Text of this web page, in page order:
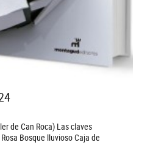
de Can Roca) Las claves
Bosque lluvioso Caja de